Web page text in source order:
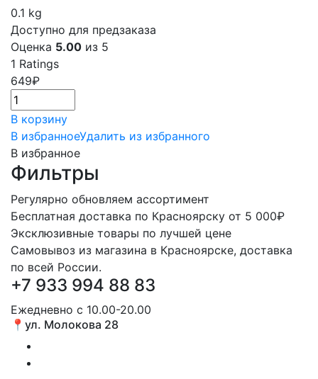
0.1 kg
Доступно для предзаказа
Оценка 5.00 из 5
1 Ratings
649₽
В корзину
В избранноеУдалить из избранного
В избранное
Фильтры
Регулярно обновляем ассортимент
Бесплатная доставка по Красноярску от 5 000₽
Эксклюзивные товары по лучшей цене
Самовывоз из магазина в Красноярске, доставка
по всей России.
+7 933 994 88 83
Ежедневно с 10.00-20.00
📍ул. Молокова 28